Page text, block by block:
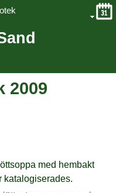
2009
med hembakt
katalogiserades.